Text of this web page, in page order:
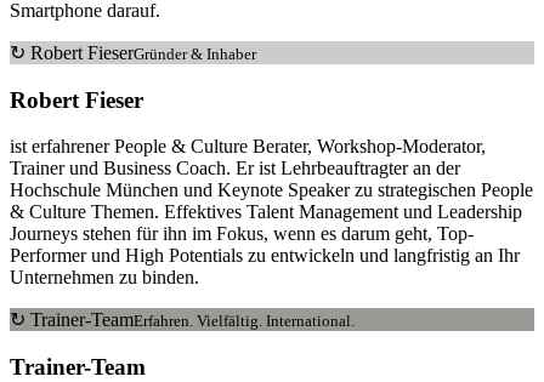
Smartphone darauf.
↻ Robert FieserGründer & Inhaber
Robert Fieser
ist erfahrener People & Culture Berater, Workshop-Moderator,
Trainer und Business Coach. Er ist Lehrbeauftragter an der
Hochschule München und Keynote Speaker zu strategischen People
& Culture Themen. Effektives Talent Management und Leadership
Journeys stehen für ihn im Fokus, wenn es darum geht, Top-
Performer und High Potentials zu entwickeln und langfristig an Ihr
Unternehmen zu binden.
↻ Trainer-TeamErfahren. Vielfältig. International.
Trainer-Team